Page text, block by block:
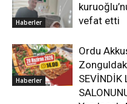
Haberler
vefat etti
Haberler
Ordu
SEVİNDİK